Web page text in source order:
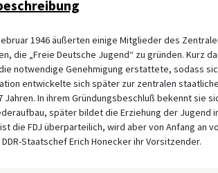
1946 äußerten einige Mitglieder des
die „Freie Deutsche Jugend“ zu gründen. Kurz
notwendige Genehmigung erstattete, sodass
entwickelte sich später zur zentralen
Jahren. In ihrem Gründungsbeschluß bekennt sie
später bildet die Erziehung der Jugend
die FDJ überparteilich, wird aber von Anfang an
Staatschef Erich Honecker ihr Vorsitzender.